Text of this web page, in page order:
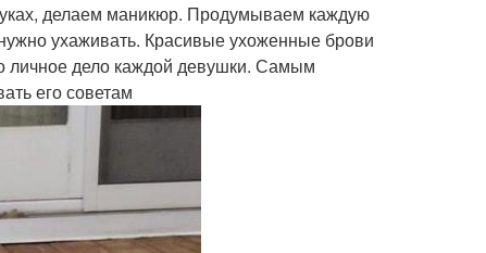
делаем маникюр. Продумываем каждую
ухаживать. Красивые ухоженные брови
личное дело каждой девушки. Самым
его советам